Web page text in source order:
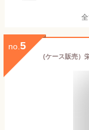
no. 5